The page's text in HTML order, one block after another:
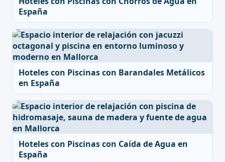
España
Hoteles con Piscinas con Barandales Metálicos
en España
Hoteles con Piscinas con Caída de Agua en
España